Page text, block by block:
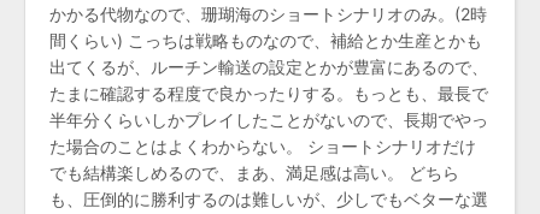
かかる代物なので、珊瑚海のショートシナリオのみ。(2時
間くらい) こっちは戦略ものなので、補給とか生産とかも
出てくるが、ルーチン輸送の設定とかが豊富にあるので、
たまに確認する程度で良かったりする。もっとも、最長で
半年分くらいしかプレイしたことがないので、長期でやっ
た場合のことはよくわからない。 ショートシナリオだけ
でも結構楽しめるので、まあ、満足感は高い。 どちら
も、圧倒的に勝利するのは難しいが、少しでもベターな選